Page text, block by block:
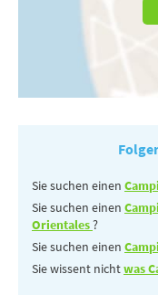
Sie suchen einen
Sie suchen einen
Orientales?
Sie suchen einen
Sie wissent nichtwas